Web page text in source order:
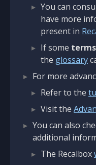
You can
have more
present in
If some terms
the glossary
For more
Refer to the
Visit the
You can also
additional
The Recalbox